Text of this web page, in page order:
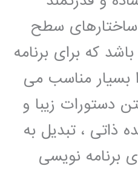
ساختارهای سطح
که برای برنامه
مناسب می
دستورات زیبا و
ذاتی ، تبدیل به
برنامه نویسی